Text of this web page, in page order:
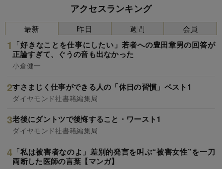
アクセスランキング
最新
「好きなことを仕事にしたい」若者への豊田章男の回答が
正論すぎて、ぐうの音も出なかった
小倉健一
すさまじく仕事ができる人の「休日の習慣」ベスト1
ダイヤモンド社書籍編集局
老後にダントツで後悔すること・ワースト1
ダイヤモンド社書籍編集局
「私は被害者なのよ」差別的発言を叫ぶ“被害女性”を一刀
両断した医師の言葉【マンガ】
昨日 週間 会員